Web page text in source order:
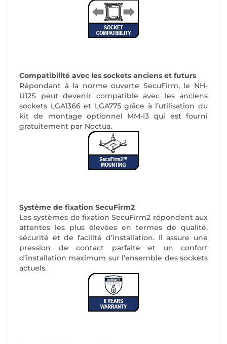
Compatibilité avec les sockets anciens et futurs
Répondant à la norme ouverte SecuFirm, le NH-
U12S peut devenir compatible avec les anciens
sockets LGA1366 et LGA775 grâce à l’utilisation du
kit de montage optionnel MM-I3 qui est fourni
gratuitement par Noctua.
Système de fixation SecuFirm2
Les systèmes de fixation SecuFirm2 répondent aux
attentes les plus élevées en termes de qualité,
sécurité et de facilité d’installation. Il assure une
pression de contact parfaite et un confort
d’installation maximum sur l’ensemble des sockets
actuels.